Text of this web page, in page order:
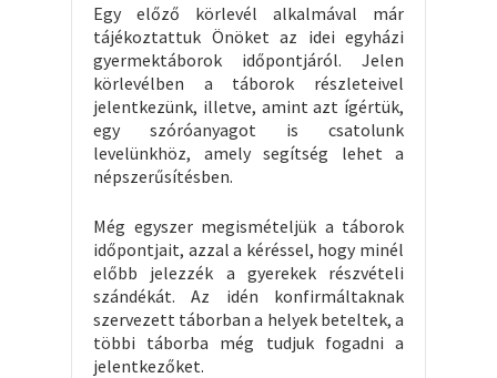
Egy előző körlevél alkalmával már
tájékoztattuk Önöket az idei egyházi
gyermektáborok időpontjáról. Jelen
körlevélben a táborok részleteivel
jelentkezünk, illetve, amint azt ígértük,
egy szóróanyagot is csatolunk
levelünkhöz, amely segítség lehet a
népszerűsítésben.
Még egyszer megismételjük a táborok
időpontjait, azzal a kéréssel, hogy minél
előbb jelezzék a gyerekek részvételi
szándékát. Az idén konfirmáltaknak
szervezett táborban a helyek beteltek, a
többi táborba még tudjuk fogadni a
jelentkezőket.